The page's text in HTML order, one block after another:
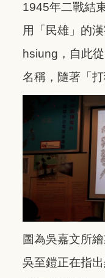
1945年二戰結
用「民雄」的
hsiung，自此
名稱，隨著「打
圖為吳嘉文所
吳至鎧正在指